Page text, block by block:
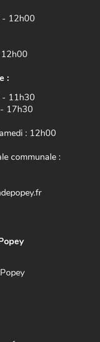
- 12h00
:
- 11h30
17h30
: 12h00
communale :